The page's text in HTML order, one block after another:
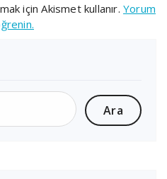
için Akismet kullanır.Yorum